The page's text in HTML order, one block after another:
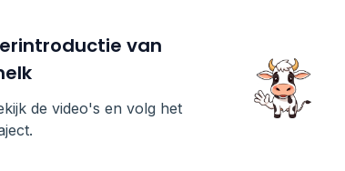
van
de video's en volg het